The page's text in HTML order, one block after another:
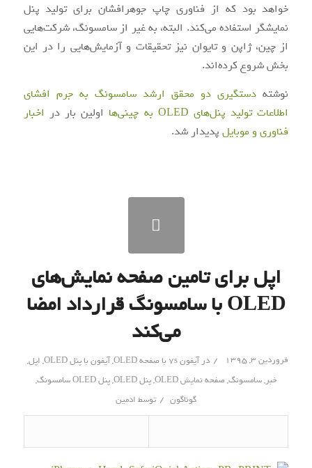
خواهد بود که از فناوری چاپ جوهرافشان برای تولید پنل
نمایشگر استفاده می‌کند. البته، به غیر از سامسونگ، شرکت‌هایی
از چین، ژاپن و تایوان نیز تحقیقات و آزمایش‌هایی را در این
بخش شروع کرده‌اند.
نوشته دستگیری دو محقق ارشد سامسونگ به جرم افشای
اطلاعات تولید پنل‌های OLED به چینی‌ها
اولین بار در اخبار
فناوری و موبایلپدیدار شد.
اپل برای تامین صفحه نمایش‌های
OLED با سامسونگ قرارداد امضا
می‌کند
فروردین ۳, ۱۳۹۵ / درآیفون 7s با صفحه OLED ,آیفون با پنل OLED , اپل,
خبر,سامسونگ, صفحه نمایش OLED ,پنل OLED ,پنل OLED سامسونگ
,
گوناگون / توسط ادمین